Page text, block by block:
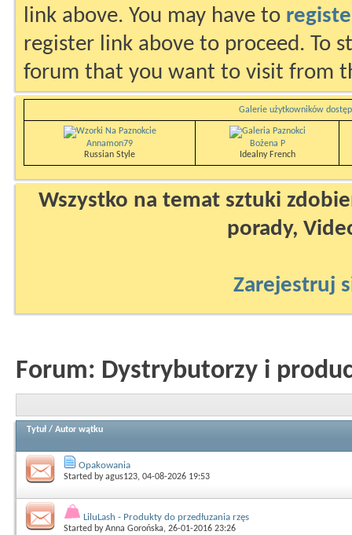
link above. You may have to
register link above to proceed. To
forum that you want to visit from
Galerie użytkowników
Annamon79
Russian Style
Bożena P
Idealny French
Wszystko na temat sztuki
porady,
Zarejestruj
Forum: Dystrybutorzy i
Tytuł / Autor wątku
Opakowania
Started byagus123, 04-08-2026 19:53
LiluLash - Produkty do przedłuzania rzęs
Started byAnna Gorońska, 26-01-2016 23:26